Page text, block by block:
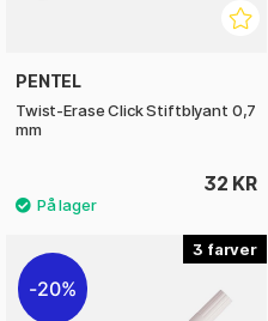
PENTEL
Twist-Erase Click Stiftblyant 0,7
mm
32 KR
3
20%